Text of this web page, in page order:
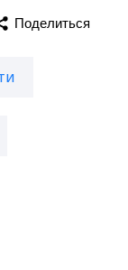
Поделиться